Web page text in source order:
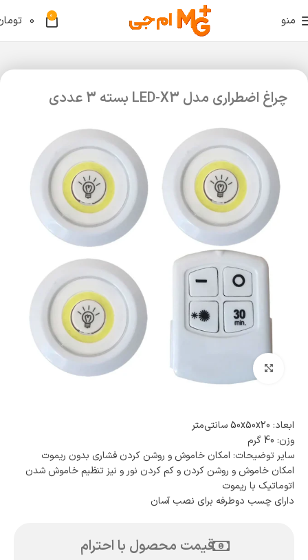
منو 0
0
چراغ اضطراری مدل LED-X3 بسته 3 عددی
بزرگنمایی تصویر
ابعاد: 50x50x20 سانتی‌متر
وزن: 40 گرم
سایر توضیحات: امکان خاموش و روشن کردن فشاری بدون ریموت
امکان خاموش و روشن کردن و کم کردن نور و نیز تنظیم خاموش شدن
اتوماتیک با ریموت
دارای چسب دوطرفه برای نصب آسان
قیمت محصول با احترام